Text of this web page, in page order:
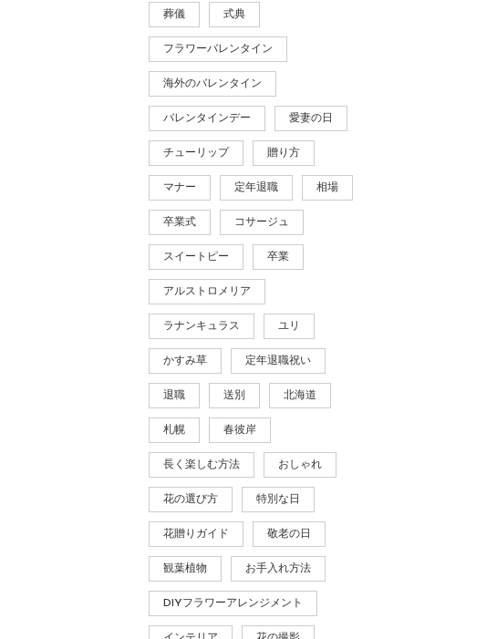
葬儀 式典
フラワーバレンタイン
海外のバレンタイン
バレンタインデー 愛妻の日
チューリップ 贈り方
マナー 定年退職 相場
卒業式 コサージュ
スイートピー 卒業
アルストロメリア
ラナンキュラス ユリ
かすみ草 定年退職祝い
退職 送別 北海道
札幌 春彼岸
長く楽しむ方法 おしゃれ
花の選び方 特別な日
花贈りガイド 敬老の日
観葉植物 お手入れ方法
DIYフラワーアレンジメント